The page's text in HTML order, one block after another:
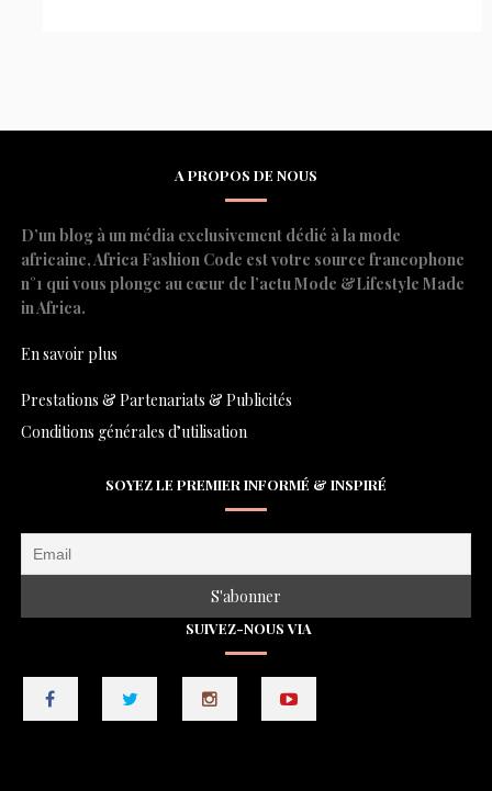
A PROPOS DE NOUS
D’un blog à un média exclusivement dédié à la mode
africaine, Africa Fashion Code est votre source francophone
n°1 qui vous plonge au cœur de l’actu Mode &Lifestyle Made
in Africa.
En savoir plus
Prestations & Partenariats & Publicités
Conditions générales d’utilisation
SOYEZ LE PREMIER INFORMÉ & INSPIRÉ
SUIVEZ-NOUS VIA